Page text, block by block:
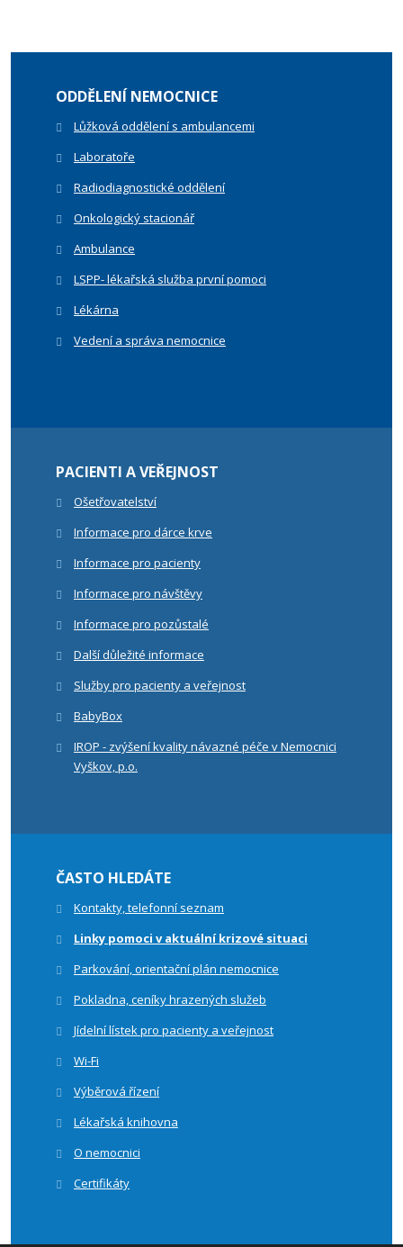
ODDĚLENÍ NEMOCNICE
Lůžková oddělení s ambulancemi
Laboratoře
Radiodiagnostické oddělení
Onkologický stacionář
Ambulance
LSPP- lékařská služba první pomoci
Lékárna
Vedení a správa nemocnice
PACIENTI A VEŘEJNOST
Ošetřovatelství
Informace pro dárce krve
Informace pro pacienty
Informace pro návštěvy
Informace pro pozůstalé
Další důležité informace
Služby pro pacienty a veřejnost
BabyBox
IROP - zvýšení kvality návazné péče v Nemocnici
Vyškov, p.o.
ČASTO HLEDÁTE
Kontakty, telefonní seznam
Linky pomoci v aktuální krizové situaci
Parkování, orientační plán nemocnice
Pokladna, ceníky hrazených služeb
Jídelní lístek pro pacienty a veřejnost
Wi-Fi
Výběrová řízení
Lékařská knihovna
O nemocnici
Certifikáty